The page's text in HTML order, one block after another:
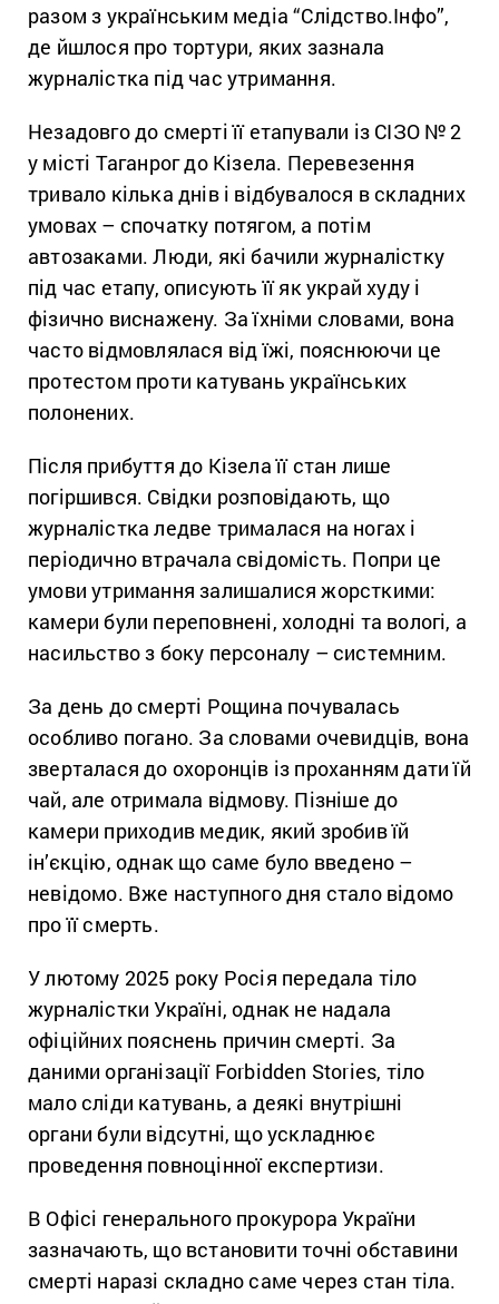
разом з українським медіа “Слідство.Інфо”,
де йшлося про тортури, яких зазнала
журналістка під час утримання.
Незадовго до смерті її етапували із СІЗО №2
у місті Таганрогдо Кізела. Перевезення
тривало кілька днів і відбувалося в складних
умовах – спочатку потягом, а потім
автозаками. Люди, які бачили журналістку
під час етапу, описують її як украй худу і
фізично виснажену. За їхніми словами, вона
часто відмовлялася від їжі, пояснюючи це
протестом проти катувань українських
полонених.
Після прибуття до Кізела її стан лише
погіршився. Свідки розповідають, що
журналістка ледве трималася на ногах і
періодично втрачала свідомість. Попри це
умови утримання залишалися жорсткими:
камери були переповнені, холодні та вологі, а
насильство з боку персоналу – системним.
За день до смерті Рощина почувалась
особливо погано. За словами очевидців, вона
зверталася до охоронців із проханням дати їй
чай, але отримала відмову. Пізніше до
камери приходив медик, який зробив їй
ін’єкцію, однак що саме було введено –
невідомо. Вже наступного дня стало відомо
про її смерть.
У лютому 2025 року Росія передала тіло
журналістки Україні, однак не надала
офіційних пояснень причин смерті. За
даними організації Forbidden Stories, тіло
мало сліди катувань, а деякі внутрішні
органи були відсутні, що ускладнює
проведення повноцінної експертизи.
В Офісі генерального прокурора України
зазначають, що встановити точні обставини
смерті наразі складно саме через стан тіла.